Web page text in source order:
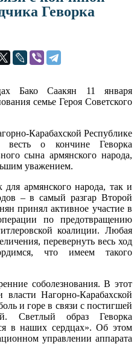
Геворка
Бако Саакян 11 января
семье Героя Советского
Карабахской Республике
весть о кончине Геворка
сына армянского народа,
уважением.
армянского народа, так и
– в самый разгар Второй
принял активное участие в
по предотвращению
коалиции. Любая
перевернуть весь ход
что имеем такого
соболезнования. В этот
Нагорно-Карабахской
и горе в связи с постигшей
Светлый образ Геворка
в наших сердцах». Об этом
управлении аппарата